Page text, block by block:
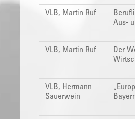
VLB, Martin Ruf
Aus-
VLB, Martin Ruf
Der
VLB, Hermann
Sauerwein